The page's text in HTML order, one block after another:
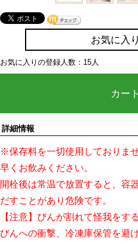
お気に入
お気に入りの登録人数：15人
カー
詳細情報
※保存料を一切使用しておりま
早くお飲みください。
開栓後は常温で放置すると、容
だすことがあり危険です。
【注意】びんが割れて怪我をす
びんへの衝撃、冷凍庫保管を避